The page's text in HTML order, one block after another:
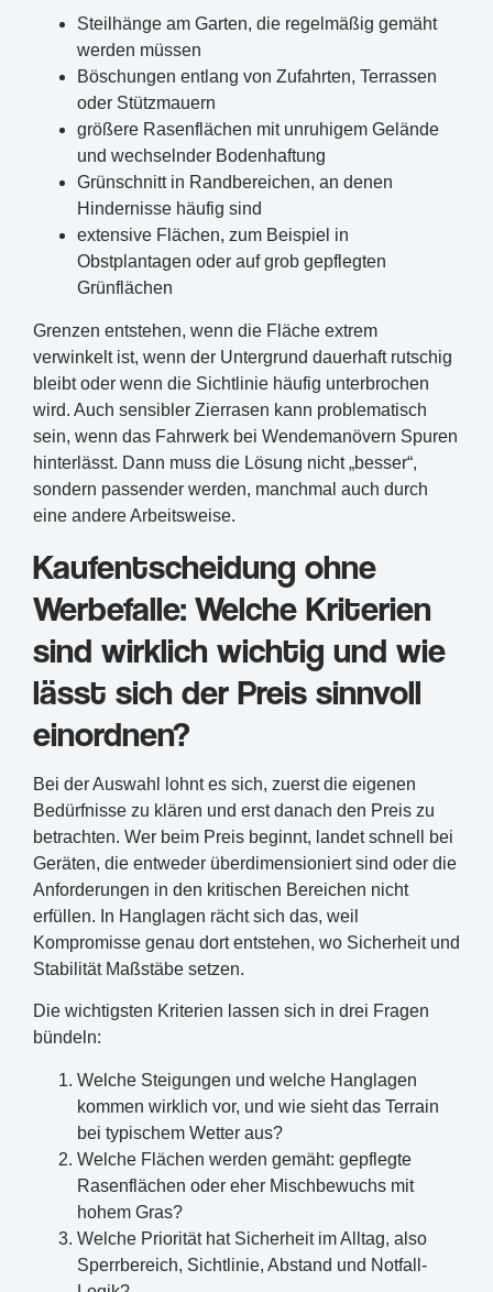
Steilhänge am Garten, die regelmäßig gemäht
werden müssen
Böschungen entlang von Zufahrten, Terrassen
oder Stützmauern
größere Rasenflächen mit unruhigem Gelände
und wechselnder Bodenhaftung
Grünschnitt in Randbereichen, an denen
Hindernisse häufig sind
extensive Flächen, zum Beispiel in
Obstplantagen oder auf grob gepflegten
Grünflächen
Grenzen entstehen, wenn die Fläche extrem
verwinkelt ist, wenn der Untergrund dauerhaft rutschig
bleibt oder wenn die Sichtlinie häufig unterbrochen
wird. Auch sensibler Zierrasen kann problematisch
sein, wenn das Fahrwerk bei Wendemanövern Spuren
hinterlässt. Dann muss die Lösung nicht „besser“,
sondern passender werden, manchmal auch durch
eine andere Arbeitsweise.
Kaufentscheidung ohne
Werbefalle: Welche Kriterien
sind wirklich wichtig und wie
lässt sich der Preis sinnvoll
einordnen?
Bei der Auswahl lohnt es sich, zuerst die eigenen
Bedürfnisse zu klären und erst danach den Preis zu
betrachten. Wer beim Preis beginnt, landet schnell bei
Geräten, die entweder überdimensioniert sind oder die
Anforderungen in den kritischen Bereichen nicht
erfüllen. In Hanglagen rächt sich das, weil
Kompromisse genau dort entstehen, wo Sicherheit und
Stabilität Maßstäbe setzen.
Die wichtigsten Kriterien lassen sich in drei Fragen
bündeln:
Welche Steigungen und welche Hanglagen
kommen wirklich vor, und wie sieht das Terrain
bei typischem Wetter aus?
Welche Flächen werden gemäht: gepflegte
Rasenflächen oder eher Mischbewuchs mit
hohem Gras?
Welche Priorität hat Sicherheit im Alltag, also
Sperrbereich, Sichtlinie, Abstand und Notfall-